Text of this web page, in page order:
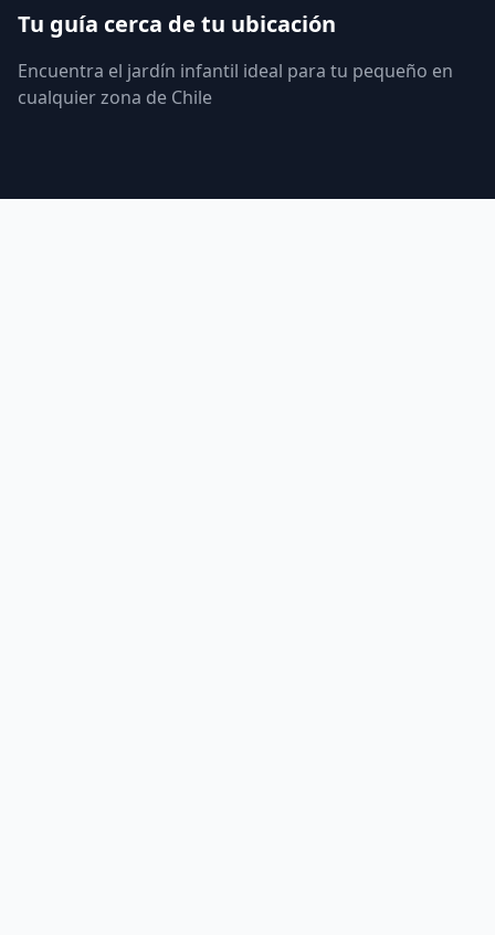
Tu guía cerca de tu ubicación
Encuentra el jardín infantil ideal para tu pequeño en
cualquier zona de Chile